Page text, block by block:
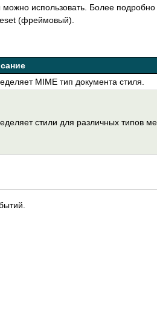
можно использовать. Более
(фреймовый).
MIME тип документа стиля.
стили для различных типов